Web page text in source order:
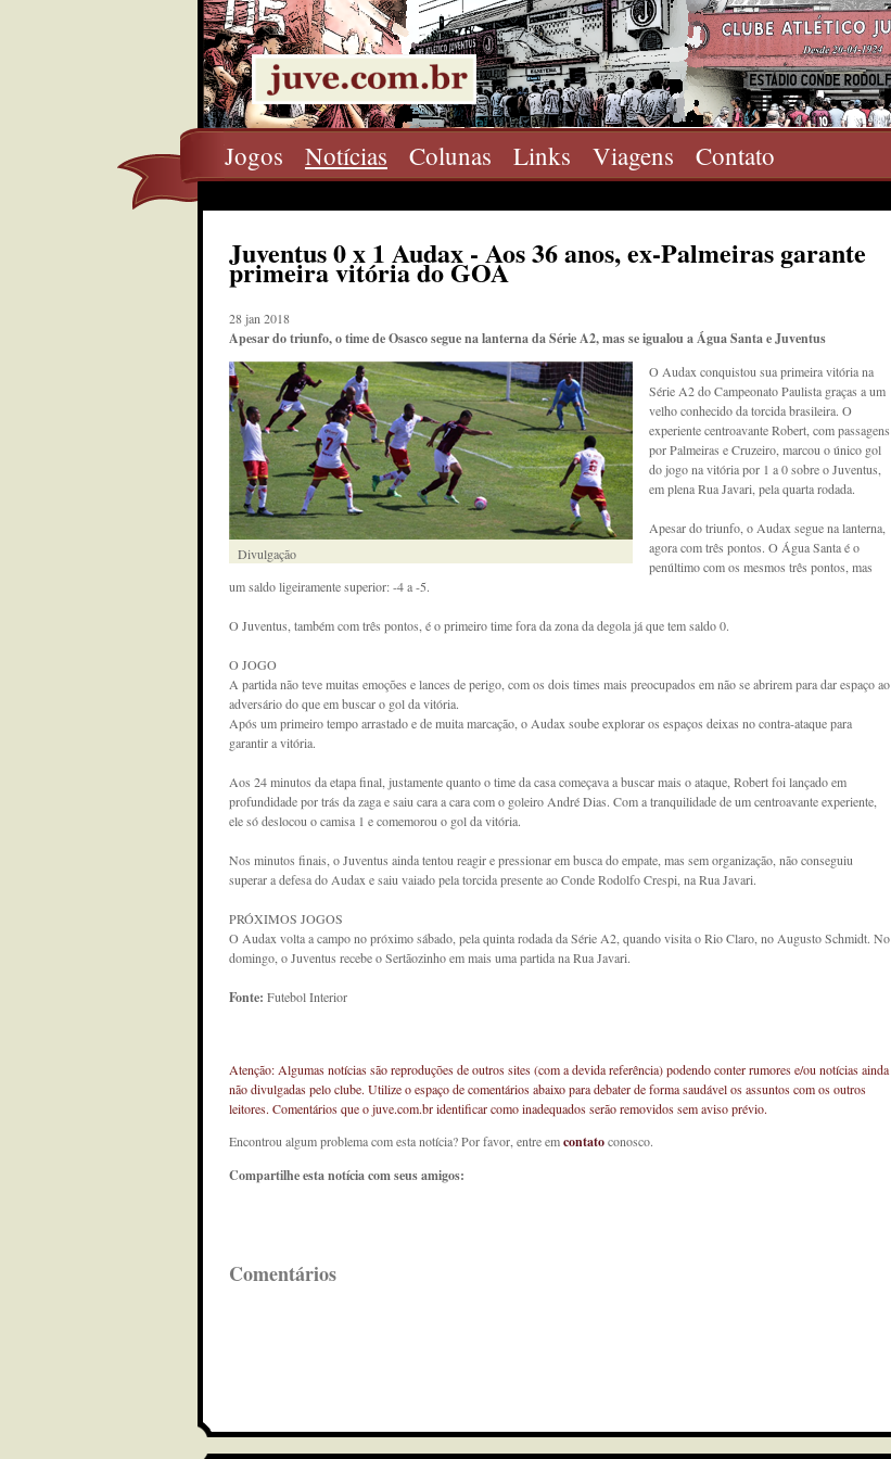
Jogos Notícias Colunas Links Viagens Contato
Juventus 0 x 1 Audax - Aos 36 anos, ex-Palmeiras garante
primeira vitória do GOA
28 jan 2018
Apesar do triunfo, o time de Osasco segue na lanterna da Série A2, mas se igualou a Água Santa e Juventus
Divulgação
O Audax conquistou sua primeira vitória na
Série A2 do Campeonato Paulista graças a um
velho conhecido da torcida brasileira. O
experiente centroavante Robert, com passagens
por Palmeiras e Cruzeiro, marcou o único gol
do jogo na vitória por 1 a 0 sobre o Juventus,
em plena Rua Javari, pela quarta rodada.
Apesar do triunfo, o Audax segue na lanterna,
agora com três pontos. O Água Santa é o
penúltimo com os mesmos três pontos, mas
um saldo ligeiramente superior: -4 a -5.
O Juventus, também com três pontos, é o primeiro time fora da zona da degola já que tem saldo 0.
O JOGO
A partida não teve muitas emoções e lances de perigo, com os dois times mais preocupados em não se abrirem para dar espaço ao
adversário do que em buscar o gol da vitória.
Após um primeiro tempo arrastado e de muita marcação, o Audax soube explorar os espaços deixas no contra-ataque para
garantir a vitória.
Aos 24 minutos da etapa final, justamente quanto o time da casa começava a buscar mais o ataque, Robert foi lançado em
profundidade por trás da zaga e saiu cara a cara com o goleiro André Dias. Com a tranquilidade de um centroavante experiente,
ele só deslocou o camisa 1 e comemorou o gol da vitória.
Nos minutos finais, o Juventus ainda tentou reagir e pressionar em busca do empate, mas sem organização, não conseguiu
superar a defesa do Audax e saiu vaiado pela torcida presente ao Conde Rodolfo Crespi, na Rua Javari.
PRÓXIMOS JOGOS
O Audax volta a campo no próximo sábado, pela quinta rodada da Série A2, quando visita o Rio Claro, no Augusto Schmidt. No
domingo, o Juventus recebe o Sertãozinho em mais uma partida na Rua Javari.
Fonte: Futebol Interior
Atenção: Algumas notícias são reproduções de outros sites (com a devida referência) podendo conter rumores e/ou notícias ainda
não divulgadas pelo clube. Utilize o espaço de comentários abaixo para debater de forma saudável os assuntos com os outros
leitores. Comentários que o juve.com.br identificar como inadequados serão removidos sem aviso prévio.
Encontrou algum problema com esta notícia? Por favor, entre emcontatoconosco.
Compartilhe esta notícia com seus amigos:
Comentários